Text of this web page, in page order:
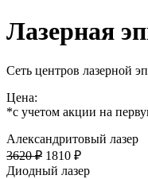
Лазерная
Сеть центров лазерной
Цена:
*с учетом акции на
Александритовый лазер
3620 ₽ 1810 ₽
Диодный лазер